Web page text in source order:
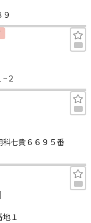
２
七貴６６９５番
１